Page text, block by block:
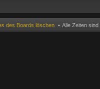
Alle Zeiten sind
des Boards löschen